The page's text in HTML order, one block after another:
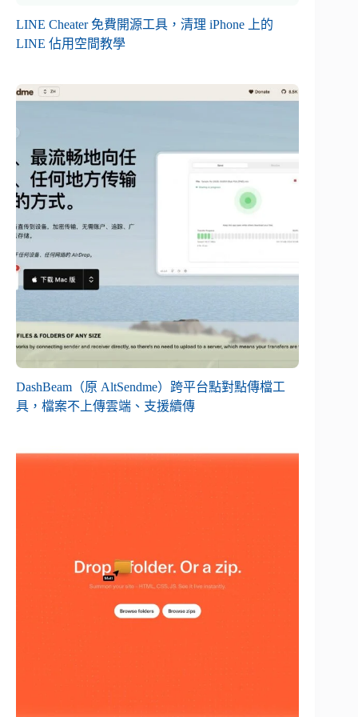
LINE Cheater 免費開源工具，清理 iPhone 上的
LINE 佔用空間教學
DashBeam（原 AltSendme）跨平台點對點傳檔工
具，檔案不上傳雲端、支援續傳